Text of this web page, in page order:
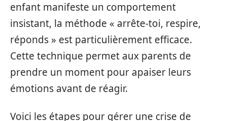
enfant manifeste un comportement
insistant, la méthode « arrête-toi, respire,
réponds » est particulièrement efficace.
Cette technique permet aux parents de
prendre un moment pour apaiser leurs
émotions avant de réagir.
Voici les étapes pour gérer une crise de